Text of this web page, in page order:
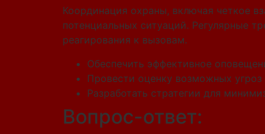
Координация охраны, включая четкое
потенциальных ситуаций. Регулярные
реагирования к вызовам.
Обеспечить эффективное
Провести оценку возможных угроз
Разработать стратегии для
Вопрос-ответ: